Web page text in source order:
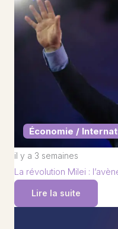
Économie /
il y a 3 semaines
La révolution Milei :
Lire la suite